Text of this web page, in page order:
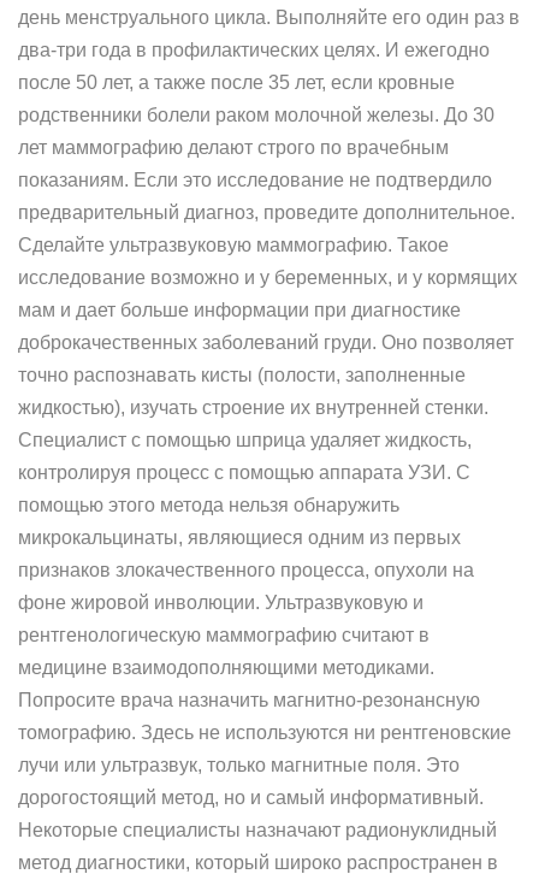
день менструального цикла. Выполняйте его один раз в
два-три года в профилактических целях. И ежегодно
после 50 лет, а также после 35 лет, если кровные
родственники болели раком молочной железы. До 30
лет маммографию делают строго по врачебным
показаниям. Если это исследование не подтвердило
предварительный диагноз, проведите дополнительное.
Сделайте ультразвуковую маммографию. Такое
исследование возможно и у беременных, и у кормящих
мам и дает больше информации при диагностике
доброкачественных заболеваний груди. Оно позволяет
точно распознавать кисты (полости, заполненные
жидкостью), изучать строение их внутренней стенки.
Специалист с помощью шприца удаляет жидкость,
контролируя процесс с помощью аппарата УЗИ. С
помощью этого метода нельзя обнаружить
микрокальцинаты, являющиеся одним из первых
признаков злокачественного процесса, опухоли на
фоне жировой инволюции. Ультразвуковую и
рентгенологическую маммографию считают в
медицине взаимодополняющими методиками.
Попросите врача назначить магнитно-резонансную
томографию. Здесь не используются ни рентгеновские
лучи или ультразвук, только магнитные поля. Это
дорогостоящий метод, но и самый информативный.
Некоторые специалисты назначают радионуклидный
метод диагностики, который широко распространен в